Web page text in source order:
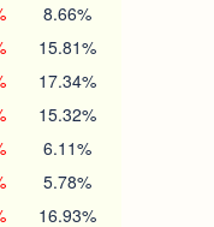
8.66%
15.81%
17.34%
15.32%
6.11%
5.78%
16.93%